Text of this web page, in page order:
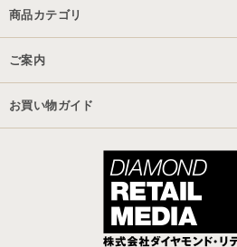
商品カテゴリ
ご案内
お買い物ガイド